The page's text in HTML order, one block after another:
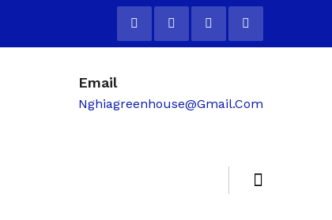
Email
Nghiagreenhouse@gmail.com